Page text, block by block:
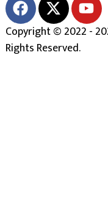
Copyright © 2022 -
Rights Reserved.